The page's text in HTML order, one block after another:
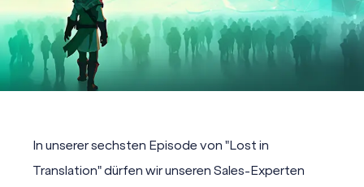
In unserer sechsten Episode von "Lost in
Translation" dürfen wir unseren Sales-Experten